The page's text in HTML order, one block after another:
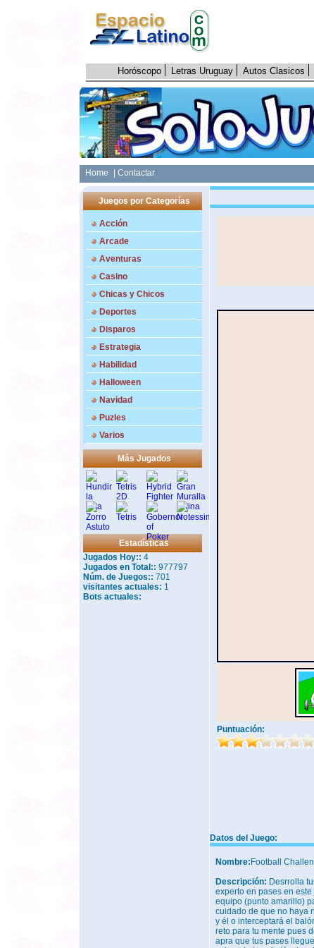
Horóscopo Letras Uruguay Autos Clasicos
Home | Contactar
Juegos por Categorías
Acción
Arcade
Aventuras
Casino
Chicas y Chicos
Deportes
Disparos
Estrategia
Habilidad
Halloween
Navidad
Puzles
Varios
Más Jugados
Estadísticas
Jugados Hoy:: 4
Jugados en Total:: 977797
Núm. de Juegos:: 701
visitantes actuales: 1
Bots actuales:
Puntuación:
Datos del Juego:
Nombre: Football
Descripción: Desrrolla
experto en pases en
equipo (punto amarillo)
cuidado de que no haya
y él o interceptará el
reto para tu mente pues
apra que tus pases